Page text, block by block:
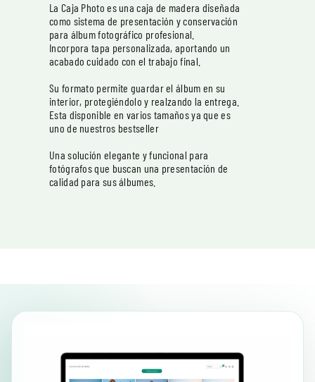
La Caja Photo es una caja de madera diseñada
como sistema de presentación y conservación
para álbum fotográfico profesional.
Incorpora tapa personalizada, aportando un
acabado cuidado con el trabajo final.
Su formato permite guardar el álbum en su
interior, protegiéndolo y realzando la entrega.
Esta disponible en varios tamaños ya que es
uno de nuestros bestseller
Una solución elegante y funcional para
fotógrafos que buscan una presentación de
calidad para sus álbumes.